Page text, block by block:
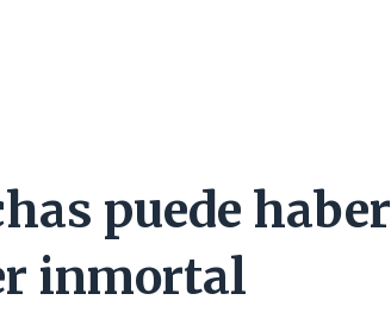
puede haber
inmortal